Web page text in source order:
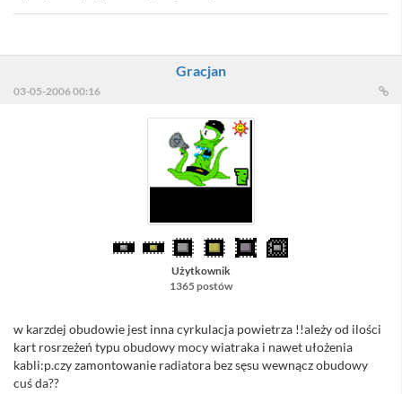
Gracjan
03-05-2006 00:16
Użytkownik
1365 postów
w karzdej obudowie jest inna cyrkulacja powietrza !!ależy od ilości
kart rosrzeżeń typu obudowy mocy wiatraka i nawet ułożenia
kabli:p.czy zamontowanie radiatora bez sęsu wewnącz obudowy
cuś da??